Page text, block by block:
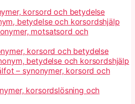
korsord och betydelse
betydelse och korsordshjälp
motsatsord och
korsord och betydelse
betydelse och korsordshjälp
– synonymer, korsord och
korsordslösning och